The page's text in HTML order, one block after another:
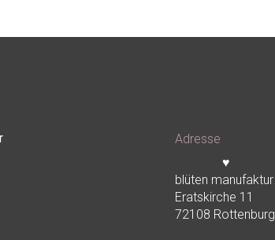
Adresse
♥
blüten manufaktur
Eratskirche 11
72108 Rottenburg